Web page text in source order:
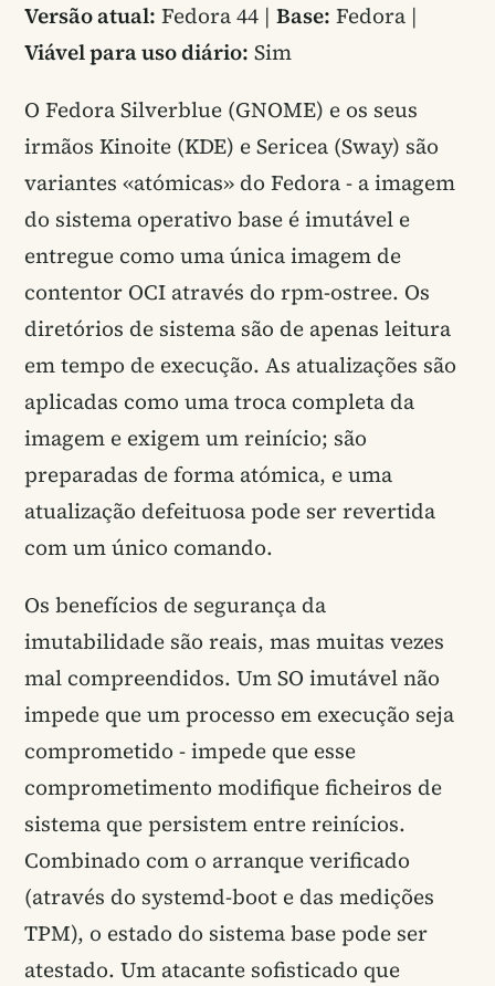
Versão atual: Fedora 44 | Base: Fedora |
Viável para uso diário: Sim
O Fedora Silverblue (GNOME) e os seus
irmãos Kinoite (KDE) e Sericea (Sway) são
variantes «atómicas» do Fedora - a imagem
do sistema operativo base é imutável e
entregue como uma única imagem de
contentor OCI através do rpm-ostree. Os
diretórios de sistema são de apenas leitura
em tempo de execução. As atualizações são
aplicadas como uma troca completa da
imagem e exigem um reinício; são
preparadas de forma atómica, e uma
atualização defeituosa pode ser revertida
com um único comando.
Os benefícios de segurança da
imutabilidade são reais, mas muitas vezes
mal compreendidos. Um SO imutável não
impede que um processo em execução seja
comprometido - impede que esse
comprometimento modifique ficheiros de
sistema que persistem entre reinícios.
Combinado com o arranque verificado
(através do systemd-boot e das medições
TPM), o estado do sistema base pode ser
atestado. Um atacante sofisticado que